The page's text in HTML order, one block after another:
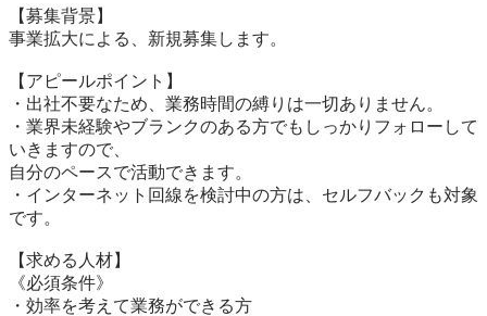
【募集背景】
事業拡大による、新規募集します。
【アピールポイント】
・出社不要なため、業務時間の縛りは一切ありません。
・業界未経験やブランクのある方でもしっかりフォローして
いきますので、
自分のペースで活動できます。
・インターネット回線を検討中の方は、セルフバックも対象
です。
【求める人材】
《必須条件》
・効率を考えて業務ができる方